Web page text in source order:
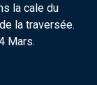
la cale du
la traversée.
Mars.